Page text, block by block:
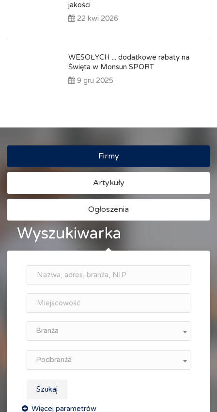
jakości
22 kwi 2026
WESOŁYCH ... dodatkowe rabaty na
Święta w Monsun SPORT
9 gru 2025
Firmy
Artykuły
Ogłoszenia
Wyszukiwarka
Branża
Podbranża
Szukaj